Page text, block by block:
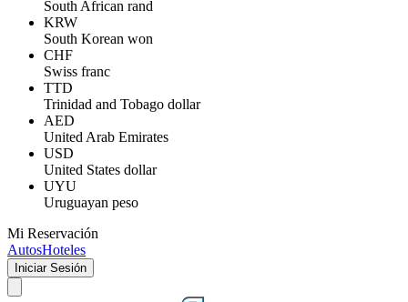
South African rand
KRW
South Korean won
CHF
Swiss franc
TTD
Trinidad and Tobago dollar
AED
United Arab Emirates
USD
United States dollar
UYU
Uruguayan peso
Mi Reservación
AutosHoteles
Iniciar Sesión